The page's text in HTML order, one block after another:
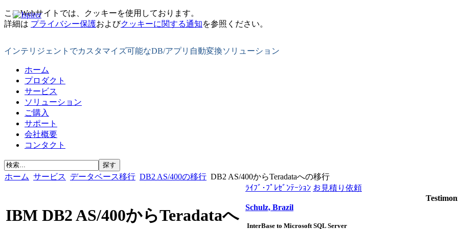
このWebサイトでは、クッキーを使用しております。
詳細は プライバシー保護およびクッキーに関する通知を参照ください。
インテリジェントでカスタマイズ可能なDB/アプリ自動変換ソリューション
ホーム
プロダクト
サービス
ソリューション
ご購入
サポート
会社概要
コンタクト
ホーム サービス データベース移行 DB2 AS/400の移行 DB2 AS/400からTeradataへの移行
IBM DB2 AS/400からTeradataへ
ﾗｲﾌﾞ･ﾌﾟﾚｾﾞﾝﾃｰｼｮﾝ お見積り依頼
Schulz, Brazil
InterBase to Microsoft SQL Server